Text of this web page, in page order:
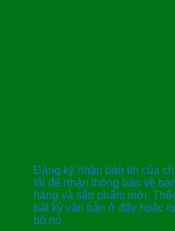
Đăng ký nhận bản tin của
tôi để nhận thông báo về
hàng và sản phẩm mới.
bất kỳ văn bản ở đây hoặc
bỏ nó